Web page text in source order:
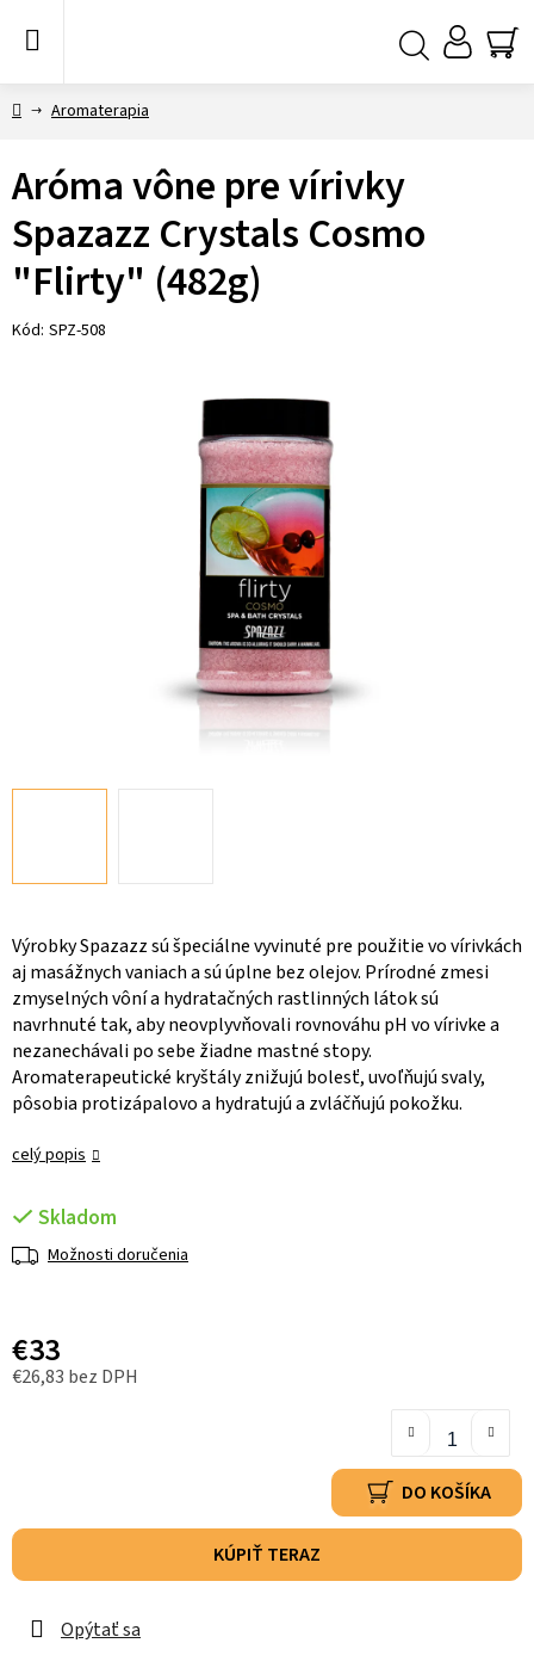
DomovAromaterapia
Výrobky Spazazz sú špeciálne vyvinuté pre použitie vo vírivkách
aj masážnych vaniach a sú úplne bez olejov. Prírodné zmesi
zmyselných vôní a hydratačných rastlinných látok sú
navrhnuté tak, aby neovplyvňovali rovnováhu pH vo vírivke a
nezanechávali po sebe žiadne mastné stopy.
Aromaterapeutické kryštály znižujú bolesť, uvoľňujú svaly,
pôsobia protizápalovo a hydratujú a zvláčňujú pokožku.
celý popis
Skladom
Možnosti doručenia
€33
€26,83 bez DPH
DO KOŠÍKA
KÚPIŤ TERAZ
Opýtať sa
Aróma vône pre vírivky
Spazazz Crystals Cosmo
"Flirty" (482g)
Kód: SPZ-508